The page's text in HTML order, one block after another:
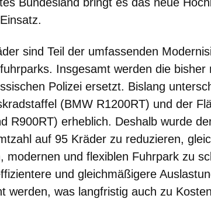
Bundesland bringt es das neue
sind Teil der umfassenden
Insgesamt werden die bisher
Polizei ersetzt. Bislang
(BMW R1200RT) und der
R900RT) erheblich. Deshalb wurde
auf 95 Kräder zu reduzieren,
modernen und flexiblen Fuhrpark zu
und gleichmäßigere
werden, was langfristig auch zu